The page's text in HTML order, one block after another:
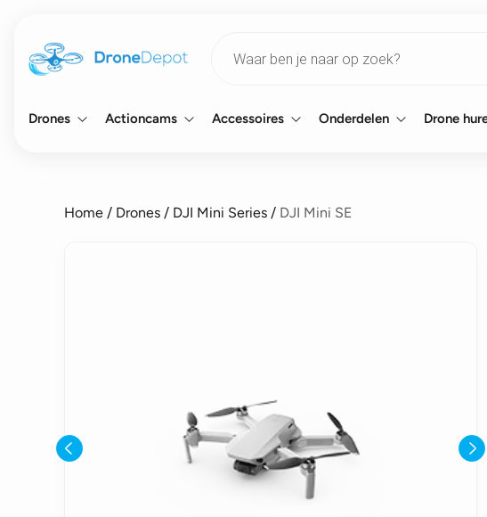
search
Drones Actioncams Accessoires Onderdelen Drone
Home / Drones / DJI Mini Series / DJI Mini SE